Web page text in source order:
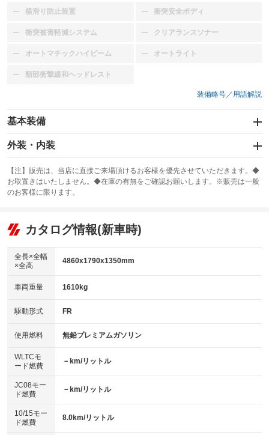
横滑り防止装置
：装備なし 衝突安全ボディ
：装備なし
衝突被害軽減システム
：装備なし クリアランスソナー
：装備なし
オートマチックハイビーム
：装備なし オートライト
：装備なし
頸部衝撃緩和ヘッドレスト
：装備なし
装備略号／用語解説
基本装備
エアバッグ
：装備なし
：装備なし
サンルーフ
：装備なし ABS
リフトアップ
：装備なし
：装備なし
パワーウィンドウ
アイドリングストップ
：装備なし
USB入力端子
：装備なし
100V電源
：装備なし
センターデフロック
：装備なし
電動格納ミラー
：装備なし
外装・内装
カーナビ
：装備なし
TV
：装備なし
ビジュアル
：装備なし
：装備あり
革シート
キーレス
HID(キセノンライト)
：装備なし
バックカメラ
：装備なし
エアロ
：装備なし
：装備なし
パワーシート
ベンチシート
：装備なし
【注】販売は、当店に直接ご来場頂けるお客様を優先させていただきます。◆
お取置きはいたしません。◆在庫の有無をご確認お願いします。※販売は一般
のお客様に限ります。
カタログ情報(新車時)
全長×全幅
×全高
4860x1790x1350mm
車両重量 1610kg
駆動形式 FR
使用燃料 無鉛プレミアムガソリン
WLTCモ
ード燃費
－km/リットル
JC08モー
ド燃費
－km/リットル
10/15モー
ド燃費
8.0km/リットル